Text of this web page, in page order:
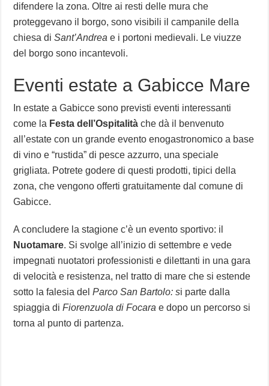
difendere la zona. Oltre ai resti delle mura che
proteggevano il borgo, sono visibili il campanile della
chiesa diSant’Andrea e i portoni medievali. Le viuzze
del borgo sono incantevoli.
Eventi estate a Gabicce Mare
In estate a Gabicce sono previsti eventi interessanti
come la Festa dell’Ospitalità che dà il benvenuto
all’estate con un grande evento enogastronomico a base
di vino e “rustida” di pesce azzurro, una speciale
grigliata. Potrete godere di questi prodotti, tipici della
zona, che vengono offerti gratuitamente dal comune di
Gabicce.
A concludere la stagione c’è un evento sportivo: il
Nuotamare. Si svolge all’inizio di settembre e vede
impegnati nuotatori professionisti e dilettanti in una gara
di velocità e resistenza, nel tratto di mare che si estende
sotto la falesia delParco San Bartolo: si parte dalla
spiaggia diFiorenzuola di Focara e dopo un percorso si
torna al punto di partenza.